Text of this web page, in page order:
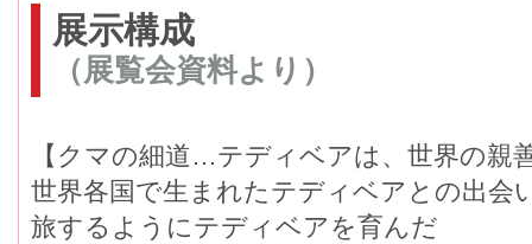
展示構成
（展覧会資料より）
【クマの細道…テディベアは、世界の親
世界各国で生まれたテディベアとの出会
旅するようにテディベアを育んだ